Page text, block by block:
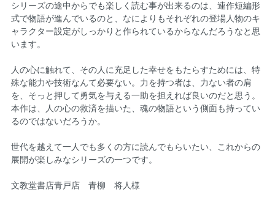
シリーズの途中からでも楽しく読む事が出来るのは、連作短編形
式で物語が進んでいるのと、なによりもそれぞれの登場人物のキ
ャラクター設定がしっかりと作られているからなんだろうなと思
います。
人の心に触れて、その人に充足した幸せをもたらすためには、特
殊な能力や技術なんて必要ない。力を持つ者は、力ない者の肩
を、そっと押して勇気を与える一助を担えれば良いのだと思う。
本作は、人の心の救済を描いた、魂の物語という側面も持ってい
るのではないだろうか。
世代を越えて一人でも多くの方に読んでもらいたい、これからの
展開が楽しみなシリーズの一つです。
文教堂書店青戸店 青柳 将人様